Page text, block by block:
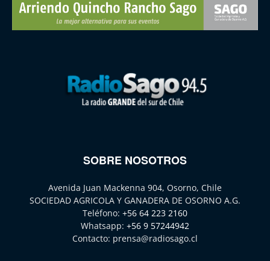
SOBRE NOSOTROS
Avenida Juan Mackenna 904, Osorno, Chile
SOCIEDAD AGRICOLA Y GANADERA DE OSORNO A.G.
Teléfono: +56 64 223 2160
Whatsapp: +56 9 57244942
Contacto: prensa@radiosago.cl